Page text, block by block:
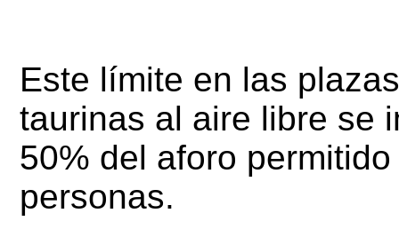
Este límite en las
taurinas al aire libre se
50% del aforo
personas.